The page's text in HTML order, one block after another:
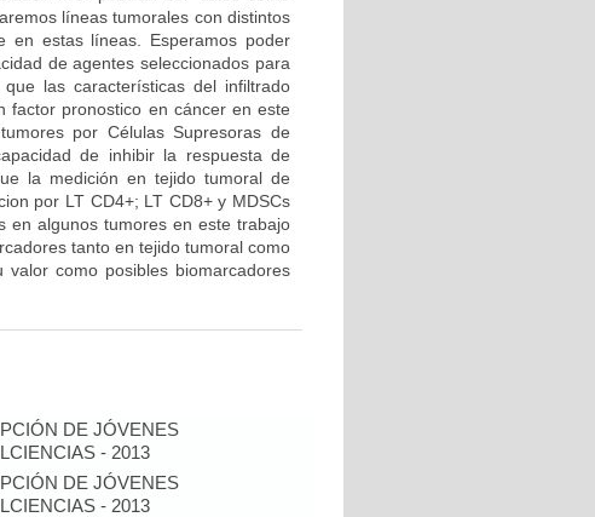
líneas tumorales con distintos
en estas líneas. Esperamos poder
de agentes seleccionados para
las características del infiltrado
factor pronostico en cáncer en este
por Células Supresoras de
de inhibir la respuesta de
la medición en tejido tumoral de
por LT CD4+; LT CD8+ y MDSCs
en algunos tumores en este trabajo
tanto en tejido tumoral como
como posibles biomarcadores
DE JÓVENES
- 2013
DE JÓVENES
- 2013